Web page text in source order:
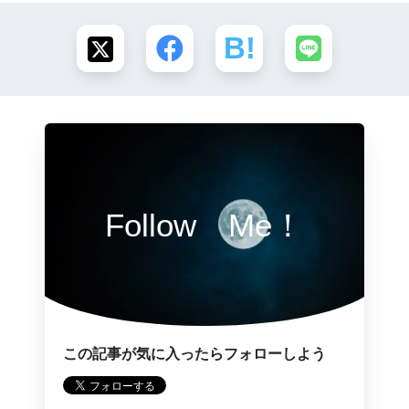
Follow Me！
この記事が気に入ったらフォローしよう